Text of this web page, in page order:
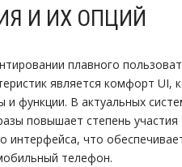
И ИХ ОПЦИЙ
плавного
является комфорт UI,
функции. В актуальных
повышает степень участия
интерфейса, что
телефон.